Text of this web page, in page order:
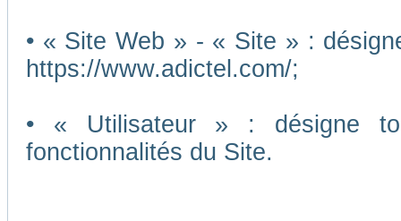
• « Site Web » - « Site » :
https://www.adictel.com/;
• « Utilisateur » : désigne
fonctionnalités du Site.